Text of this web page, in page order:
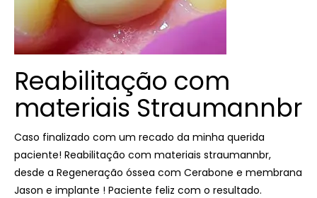
Reabilitação com
materiais Straumannbr
Caso finalizado com um recado da minha querida
paciente! Reabilitação com materiais straumannbr,
desde a Regeneração óssea com Cerabone e membrana
Jason e implante ! Paciente feliz com o resultado.